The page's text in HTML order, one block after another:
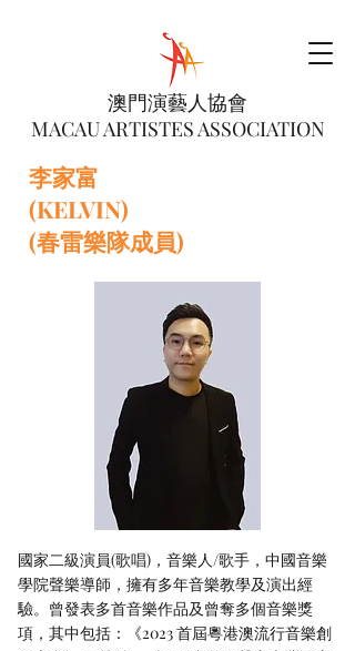
澳門演藝人協會
MACAU ARTISTES ASSOCIATION
李家富
(KELVIN)
(春雷樂隊成員)
國家二級演員(歌唱)，音樂人/歌手，中國音樂
學院聲樂導師，擁有多年音樂教學及演出經
驗。曾發表多首音樂作品及曾奪多個音樂獎
項，其中包括：《2023 首屆粵港澳流行音樂創